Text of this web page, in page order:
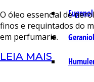
Eugenol
Geraniol
O óleo essencial de
finos e requintados do
em perfumaria.
LEIA MAIS